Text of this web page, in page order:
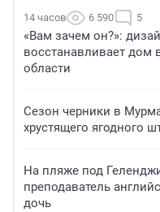
14 часов 6 590 5
«Вам зачем он?»:
восстанавливает дом
области
Сезон черники в
хрустящего ягодного
На пляже под
преподаватель
дочь